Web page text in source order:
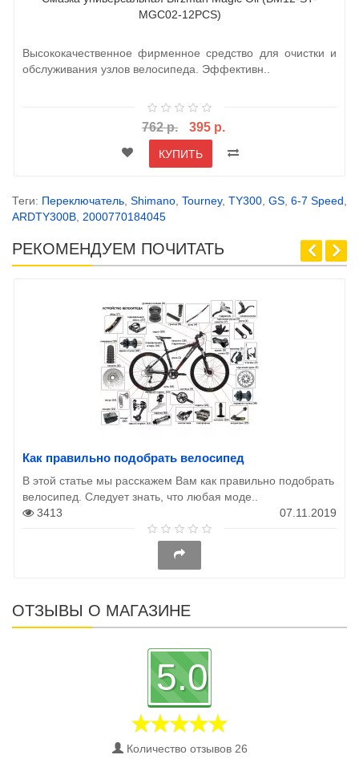
MGC02-12PCS)
Высококачественное фирменное средство для очистки и
обслуживания узлов велосипеда. Эффективн..
762 р. 395 р.
КУПИТЬ
Теги: Переключатель, Shimano, Tourney, TY300, GS, 6-7 Speed,
ARDTY300B, 2000770184045
РЕКОМЕНДУЕМ ПОЧИТАТЬ
Как правильно подобрать велосипед
В этой статье мы расскажем Вам как правильно подобрать
велосипед. Следует знать, что любая моде..
3413
07.11.2019
ОТЗЫВЫ О МАГАЗИНЕ
5.0
Количество отзывов 26